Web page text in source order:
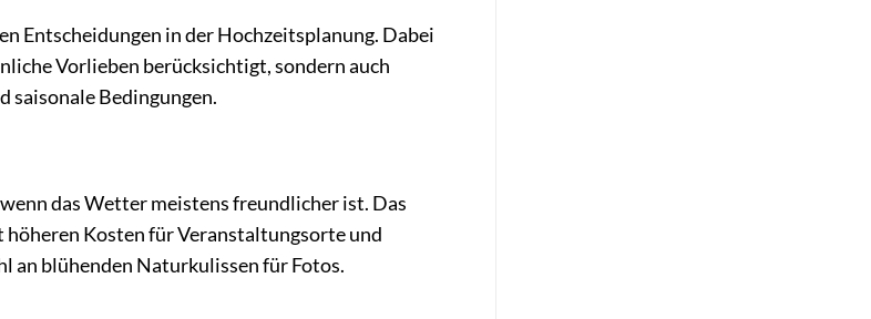
Entscheidungen in der Hochzeitsplanung. Dabei
Vorlieben berücksichtigt, sondern auch
saisonale Bedingungen.
das Wetter meistens freundlicher ist. Das
Kosten für Veranstaltungsorte und
an blühenden Naturkulissen für Fotos.